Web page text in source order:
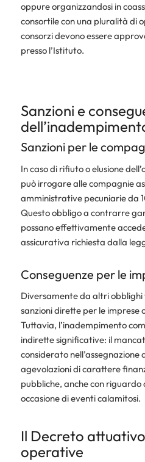
oppure organizzandosi in
consortile con una pluralità di
consorzi devono essere
presso l’Istituto.
Sanzioni e
Sanzioni per le
In caso di rifiuto o elusione
può irrogare alle compagnie
amministrative pecuniarie da
Questo obbligo a contrarre
possano effettivamente
assicurativa richiesta dalla
Conseguenze per le
Diversamente da altri obblighi
sanzioni dirette per le imprese
Tuttavia, l’inadempimento
indirette significative: il
considerato
agevolazioni di carattere
pubbliche, anche con riguardo
occasione di eventi calamitosi.
Il Decreto
operative